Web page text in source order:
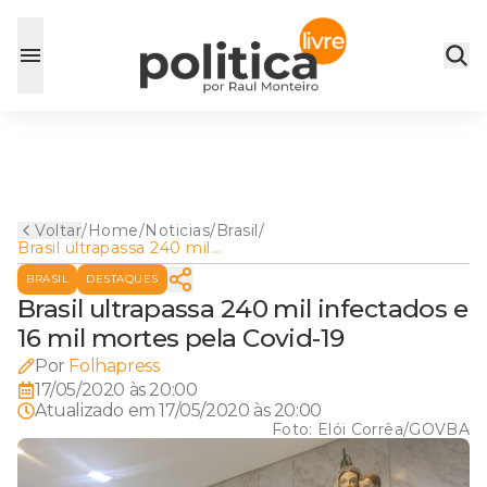
Voltar/Home/Noticias/Brasil/
Brasil ultrapassa 240 mil
infectados e 16 mil mortes
pela Covid-19
BRASIL DESTAQUES
Brasil ultrapassa 240 mil infectados e
16 mil mortes pela Covid-19
Por Folhapress
17/05/2020 às 20:00
Atualizado em17/05/2020 às 20:00
Foto: Elói Corrêa/GOVBA